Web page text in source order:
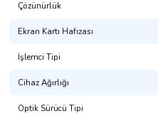
Çözünürlük
Ekran Kartı Hafızası
İşlemci Tipi
Cihaz Ağırlığı
Optik Sürücü Tipi